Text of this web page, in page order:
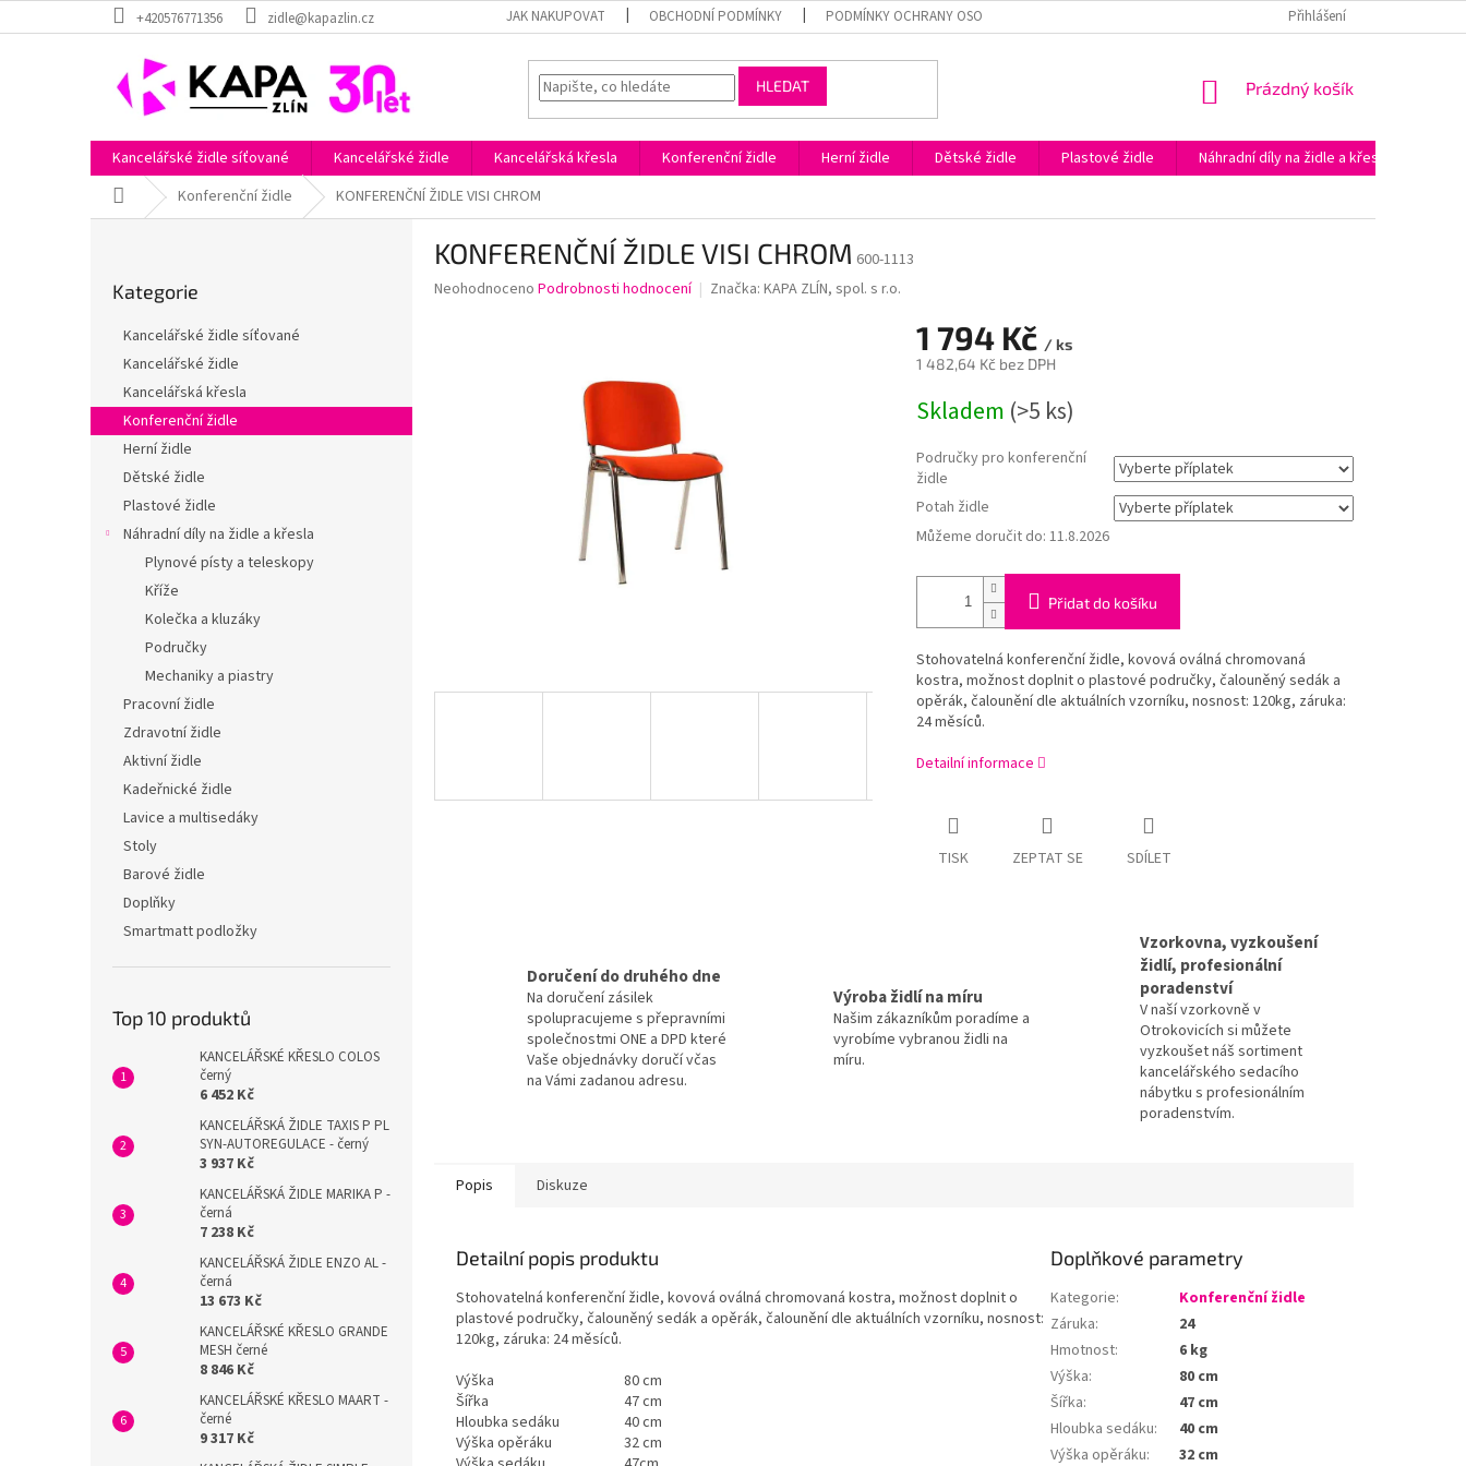
na
+420576771356 zidle@kapazlin.cz JAK NAKUPOVAT OBCHODNÍ PODMÍNKY PODMÍNKY OCHRANY OSOBNÍCH ÚDAJŮ PODĚKOVÁNÍ ZA NÁKUP V E-SHOPU KAPAZIDLE.CZ
Přihlášení
HLEDAT
NÁKUPNÍ
Prázdný košík
Kancelářské židle síťované Kancelářské židle Kancelářská křesla Konferenční židle Herní židle Dětské židle Plastové židle Náhradní díly na židle a křesla
Domů Konferenční židle KONFERENČNÍ ŽIDLE VISI CHROM
kategorie
Kategorie
Kancelářské židle síťované
Kancelářské židle
Kancelářská křesla
Konferenční židle
Herní židle
Dětské židle
Plastové židle
Náhradní díly na židle a křesla
Plynové písty a teleskopy
Kříže
Kolečka a kluzáky
Područky
Mechaniky a piastry
Pracovní židle
Zdravotní židle
Aktivní židle
Kadeřnické židle
Lavice a multisedáky
Stoly
Barové židle
Doplňky
Smartmatt podložky
Top 10 produktů
KANCELÁŘSKÉ KŘESLO COLOS
černý
6 452 Kč
KANCELÁŘSKÁ ŽIDLE TAXIS P PL
SYN-AUTOREGULACE - černý
3 937 Kč
KANCELÁŘSKÁ ŽIDLE MARIKA P -
černá
7 238 Kč
KANCELÁŘSKÁ ŽIDLE ENZO AL -
černá
13 673 Kč
KANCELÁŘSKÉ KŘESLO GRANDE
MESH černé
8 846 Kč
KANCELÁŘSKÉ KŘESLO MAART -
černé
9 317 Kč
KONFERENČNÍ ŽIDLE VISI CHROM 600-1113
Průměrné
Neohodnoceno Podrobnosti hodnocení Značka: KAPA ZLÍN, spol. s r.o.
1 794 Kč / ks
1 482,64 Kčbez DPH
cena:
Skladem (>5 ks)
Područky pro konferenční
židle
Potah židle
Můžeme doručit do: 11.8.2026
Přidat do košíku
Stohovatelná konferenční židle, kovová oválná chromovaná
kostra, možnost doplnit o plastové područky, čalouněný sedák a
opěrák, čalounění dle aktuálních vzorníku, nosnost: 120kg, záruka:
24 měsíců.
Detailní informace
TISK ZEPTAT SE SDÍLET
Doručení do druhého dne
Na doručení zásilek
spolupracujeme s přepravními
společnostmi ONE a DPD které
Vaše objednávky doručí včas
na Vámi zadanou adresu.
Výroba židlí na míru
Našim zákazníkům poradíme a
vyrobíme vybranou židli na
míru.
Vzorkovna, vyzkoušení
židlí, profesionální
poradenství
V naší vzorkovně v
Otrokovicích si můžete
vyzkoušet náš sortiment
kancelářského sedacího
nábytku s profesionálním
poradenstvím.
Popis Diskuze
Detailní popis produktu
Stohovatelná konferenční židle, kovová oválná chromovaná kostra, možnost doplnit o
plastové područky, čalouněný sedák a opěrák, čalounění dle aktuálních vzorníku, nosnost:
120kg, záruka: 24 měsíců.
Výška
80 cm
Šířka
47 cm
Hloubka sedáku
40 cm
Výška opěráku
32 cm
Doplňkové parametry
Kategorie:
Konferenční židle
Záruka:
24
Hmotnost:
6 kg
Výška:
80 cm
Šířka:
47 cm
Hloubka sedáku:
40 cm
Výška opěráku: 32 cm